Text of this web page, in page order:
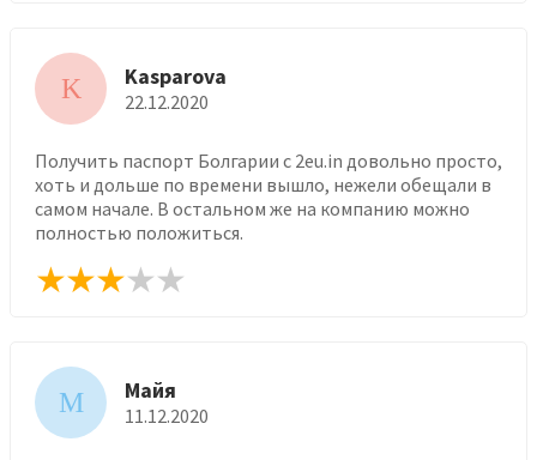
K Kasparova
22.12.2020
Получить паспорт Болгарии с 2eu.in довольно просто,
хоть и дольше по времени вышло, нежели обещали в
самом начале. В остальном же на компанию можно
полностью положиться.
М Майя
11.12.2020